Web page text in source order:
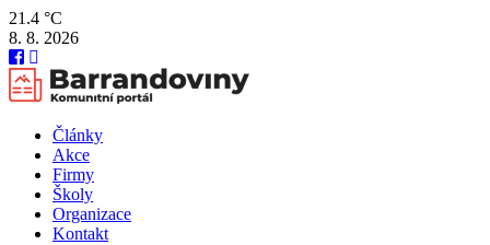
21.4 °C
8. 8. 2026
Články
Akce
Firmy
Školy
Organizace
Kontakt